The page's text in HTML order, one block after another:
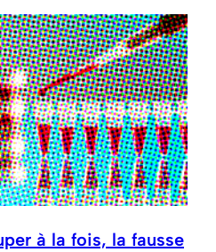
à la fois, la fausse